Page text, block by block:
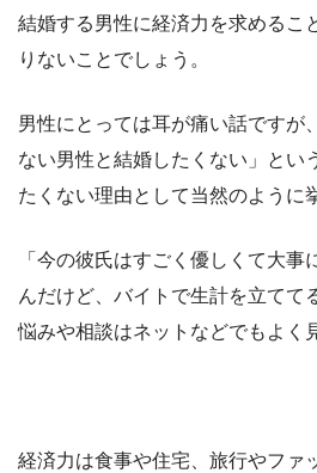
結婚する男性に経済力を求めるこ
りないことでしょう。
男性にとっては耳が痛い話ですが
ない男性と結婚したくない」とい
たくない理由として当然のように
「今の彼氏はすごく優しくて大事
んだけど、バイトで生計を立て
悩みや相談はネットなどでもよく
経済力は食事や住宅、旅行やファ